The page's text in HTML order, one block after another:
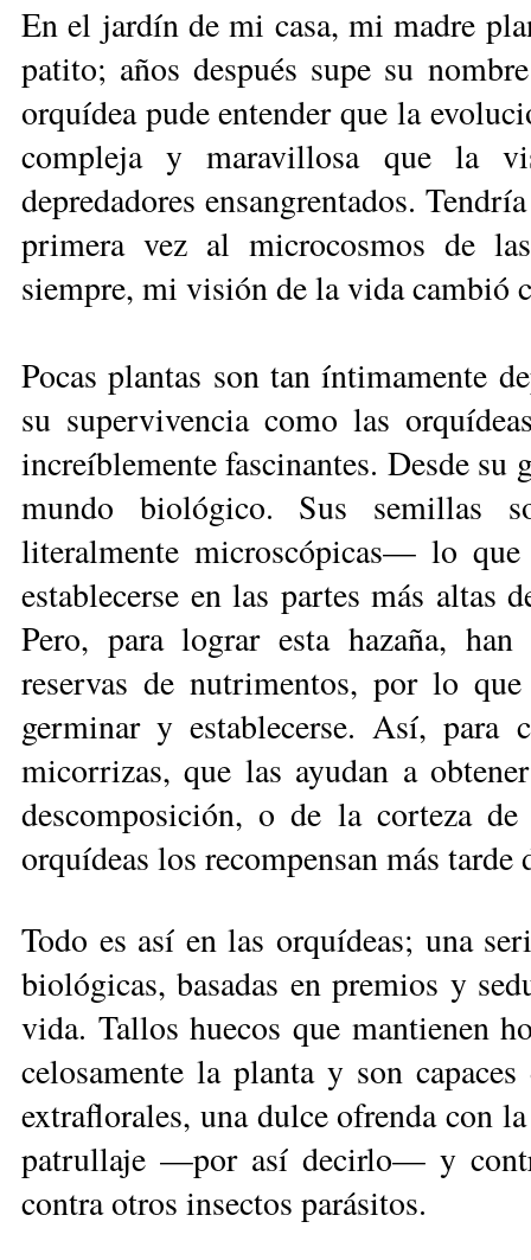
En el jardín de mi casa, mi madre
patito; años después supe su
orquídea pude entender que la
compleja y maravillosa que la
depredadores ensangrentados.
primera vez al microcosmos de
siempre, mi visión de la vida cambió
Pocas plantas son tan íntimamente
su supervivencia como las
increíblemente fascinantes. Desde su
mundo biológico. Sus semillas
literalmente microscópicas— lo
establecerse en las partes más altas
Pero, para lograr esta hazaña,
reservas de nutrimentos, por lo
germinar y establecerse. Así, para
micorrizas, que las ayudan a
descomposición, o de la corteza
orquídeas los recompensan más
Todo es así en las orquídeas; una
biológicas, basadas en premios y
vida. Tallos huecos que mantienen
celosamente la planta y son
extraflorales, una dulce ofrenda con
patrullaje —por así decirlo— y
contra otros insectos parásitos.